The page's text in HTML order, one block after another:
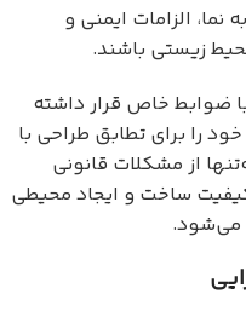
الزامات ایمنی و
زیستی باشند.
ضوابط خاص قرار داشته
را برای تطابق طراحی با
از مشکلات قانونی
ساخت و ایجاد محیطی
می‌شود.